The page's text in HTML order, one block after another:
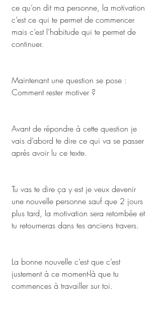
ce qu’on dit ma personne, la motivation
c’est ce qui te permet de commencer
mais c’est l’habitude qui te permet de
continuer.
Maintenant une question se pose :
Comment rester motiver ?
Avant de répondre à cette question je
vais d’abord te dire ce qui va se passer
après avoir lu ce texte.
Tu vas te dire ça y est je veux devenir
une nouvelle personne sauf que 2 jours
plus tard, la motivation sera retombée et
tu retourneras dans tes anciens travers.
La bonne nouvelle c’est que c’est
justement à ce moment-là que tu
commences à travailler sur toi.